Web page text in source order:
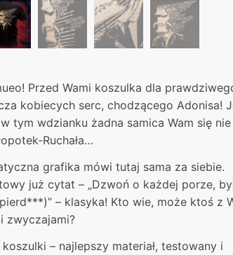
Przed Wami koszulka dla
kobiecych serc, chodzącego Adonisa!
tym wdzianku żadna samica Wam się
Ruchała…
grafika mówi tutaj sama za siebie.
już cytat – „Dzwoń o każdej porze,
– klasyka! Kto wie, może ktoś z
zwyczajami?
– najlepszy materiał, testowany i